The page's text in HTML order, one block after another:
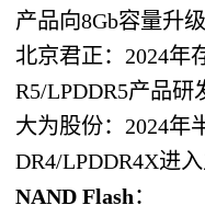
产品向8Gb容量升
北京君正：2024年
R5/LPDDR5产品研
大为股份：2024年
DR4/LPDDR4X进入
NAND Flash：